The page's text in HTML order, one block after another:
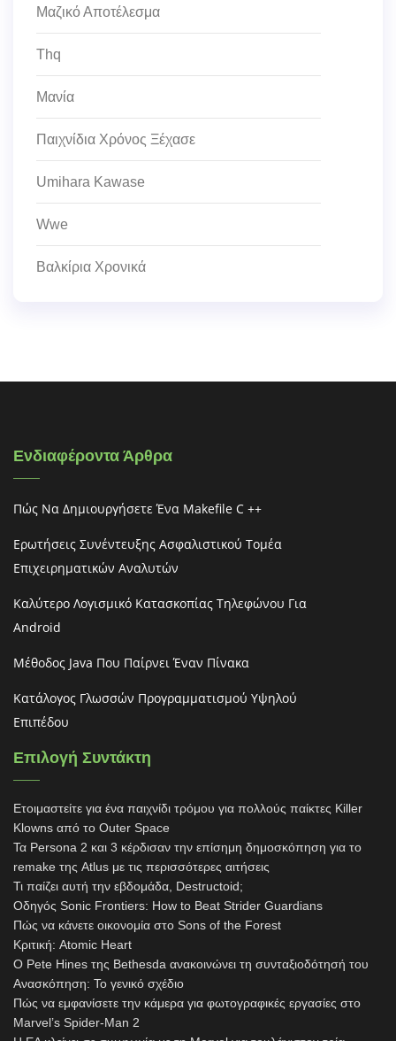
Μαζικό Αποτέλεσμα
Thq
Μανία
Παιχνίδια Χρόνος Ξέχασε
Umihara Kawase
Wwe
Βαλκίρια Χρονικά
Ενδιαφέροντα Άρθρα
Πώς Να Δημιουργήσετε Ένα Makefile C ++
Ερωτήσεις Συνέντευξης Ασφαλιστικού Τομέα
Επιχειρηματικών Αναλυτών
Καλύτερο Λογισμικό Κατασκοπίας Τηλεφώνου Για
Android
Μέθοδος Java Που Παίρνει Έναν Πίνακα
Κατάλογος Γλωσσών Προγραμματισμού Υψηλού
Επιπέδου
Επιλογή Συντάκτη
Ετοιμαστείτε για ένα παιχνίδι τρόμου για πολλούς παίκτες Killer
Klowns από το Outer Space
Τα Persona 2 και 3 κέρδισαν την επίσημη δημοσκόπηση για το
remake της Atlus με τις περισσότερες αιτήσεις
Τι παίζει αυτή την εβδομάδα, Destructoid;
Οδηγός Sonic Frontiers: How to Beat Strider Guardians
Πώς να κάνετε οικονομία στο Sons of the Forest
Κριτική: Atomic Heart
Ο Pete Hines της Bethesda ανακοινώνει τη συνταξιοδότησή του
Ανασκόπηση: Το γενικό σχέδιο
Πώς να εμφανίσετε την κάμερα για φωτογραφικές εργασίες στο
Marvel’s Spider-Man 2